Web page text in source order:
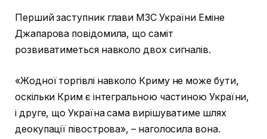
Перший заступник глави МЗС України Еміне
Джапарова повідомила, що саміт
розвиватиметься навколо двох сигналів.
«Жодної торгівлі навколо Криму не може бути,
оскільки Крим є інтегральною частиною України,
і друге, що Україна сама вирішуватиме шлях
деокупації півострова», – наголосила вона.